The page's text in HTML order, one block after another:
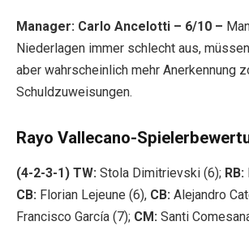
Manager: Carlo Ancelotti – 6/10 –
Niederlagen immer schlecht aus,
aber wahrscheinlich mehr Anerkennung
Schuldzuweisungen.
Rayo Vallecano-
(4-2-3-1) TW: Stola Dimitrievski (6); RB:
CB: Florian Lejeune (6), CB: Alejandro
Francisco García (7); CM: Santi